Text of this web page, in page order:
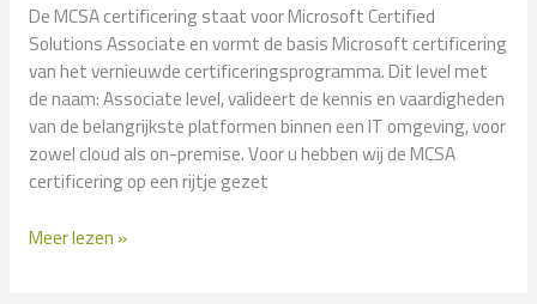
De MCSA certificering staat voor Microsoft Certified
Solutions Associate en vormt de basis Microsoft certificering
van het vernieuwde certificeringsprogramma. Dit level met
de naam: Associate level, valideert de kennis en vaardigheden
van de belangrijkste platformen binnen een IT omgeving, voor
zowel cloud als on-premise. Voor u hebben wij de MCSA
certificering op een rijtje gezet
Microsoft
Meer lezen »